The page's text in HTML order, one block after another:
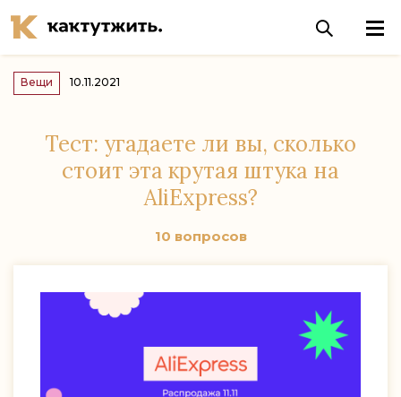
Вещи 10.11.2021
Тест: угадаете ли вы, сколько
стоит эта крутая штука на
AliExpress?
10 вопросов